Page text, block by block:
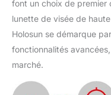
font un choix de premier
lunette de visée de
Holosun se démarque
fonctionnalités
marché.